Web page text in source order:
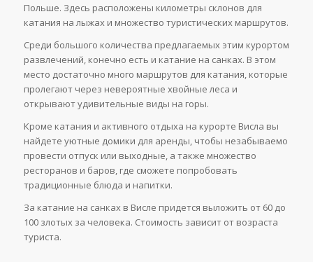
Польше. Здесь расположены километры склонов для
катания на лыжах и множество туристических маршрутов.
Среди большого количества предлагаемых этим курортом
развлечений, конечно есть и катание на санках. В этом
место достаточно много маршрутов для катания, которые
пролегают через невероятные хвойные леса и
открывают удивительные виды на горы.
Кроме катания и активного отдыха на курорте Висла вы
найдете уютные домики для аренды, чтобы незабываемо
провести отпуск или выходные, а также множество
ресторанов и баров, где сможете попробовать
традиционные блюда и напитки.
За катание на санках в Висле придется выложить от 60 до
100 злотых за человека. Стоимость зависит от возраста
туриста.